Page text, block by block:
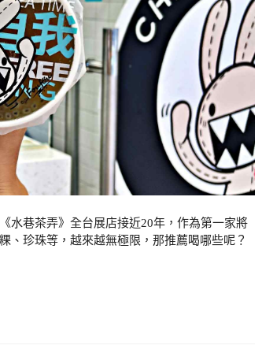
水巷茶弄》全台展店接近20年，作為第一家將
、珍珠等，越來越無極限，那推薦喝哪些呢？